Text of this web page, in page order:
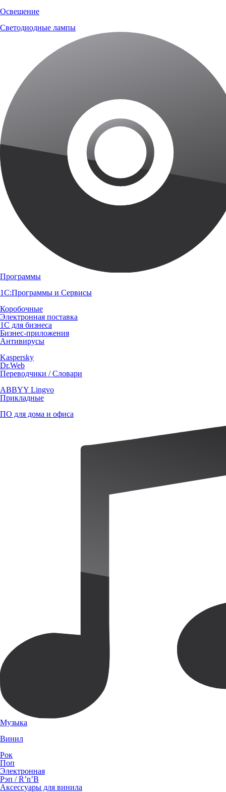
Освещение
Светодиодные лампы
Программы
1С:Программы и Сервисы
Коробочные
Электронная поставка
1С для бизнеса
Бизнес-приложения
Антивирусы
Kaspersky
Dr.Web
Переводчики / Словари
ABBYY Lingvo
Прикладные
ПО для дома и офиса
Музыка
Винил
Рок
Поп
Электронная
Рэп / R’n’B
Аксессуары для винила